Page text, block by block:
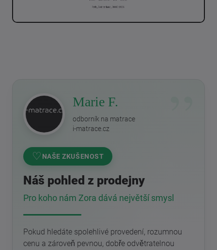
Marie F.
odborník na matrace
i-matrace.cz
♡ NAŠE ZKUŠENOST
Náš pohled z prodejny
Pro koho nám Zora dává největší smysl
Pokud hledáte spolehlivé provedení, rozumnou
cenu a zároveň pevnou, dobře odvětratelnou